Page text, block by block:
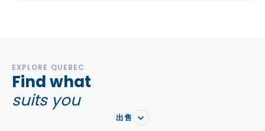
EXPLORE QUEBEC
Find what
suits you
出售